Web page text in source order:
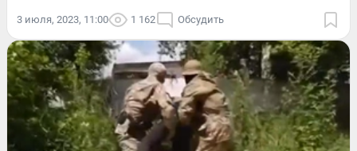
3 июля, 2023, 11:00 1 162 Обсудить